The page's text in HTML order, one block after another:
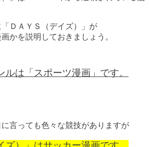
ＤＡＹＳ（デイズ）」が
かを説明しておきましょう。
ルは「スポーツ漫画」です。
に言っても色々な競技がありますが